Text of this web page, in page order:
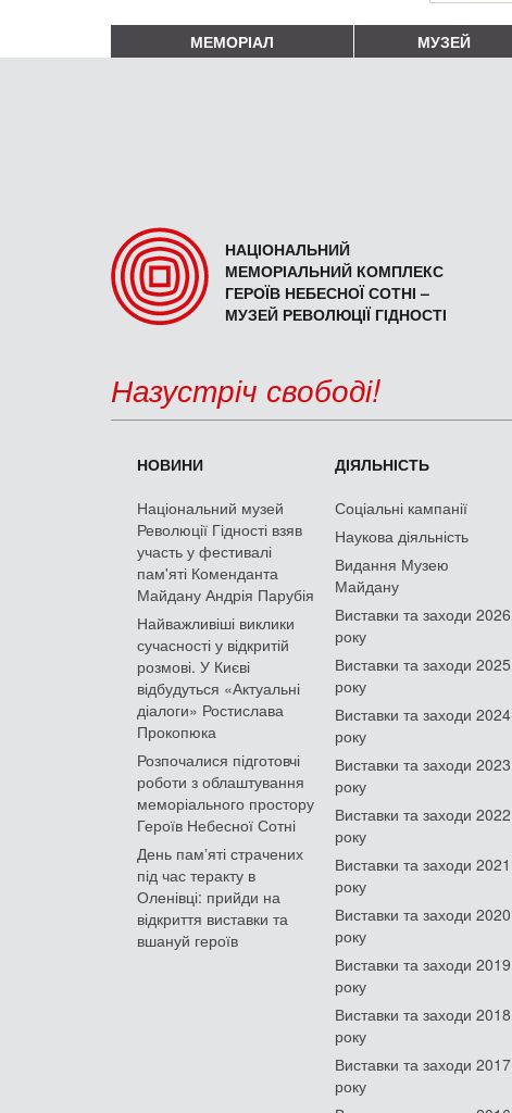
МЕМОРІАЛ МУЗЕЙ
НАЦІОНАЛЬНИЙ
МЕМОРІАЛЬНИЙ КОМПЛЕКС
ГЕРОЇВ НЕБЕСНОЇ СОТНІ –
МУЗЕЙ РЕВОЛЮЦІЇ ГІДНОСТІ
Назустріч свободі!
НОВИНИ
Національний музей
Революції Гідності взяв
участь у фестивалі
пам'яті Коменданта
Майдану Андрія Парубія
Найважливіші виклики
сучасності у відкритій
розмові. У Києві
відбудуться «Актуальні
діалоги» Ростислава
Прокопюка
Розпочалися підготовчі
роботи з облаштування
меморіального простору
Героїв Небесної Сотні
День памʼяті страчених
під час теракту в
Оленівці: прийди на
відкриття виставки та
вшануй героїв
ДІЯЛЬНІСТЬ
Соціальні кампанії
Наукова діяльність
Видання Музею
Майдану
Виставки та заходи 2026
року
Виставки та заходи 2025
року
Виставки та заходи 2024
року
Виставки та заходи 2023
року
Виставки та заходи 2022
року
Виставки та заходи 2021
року
Виставки та заходи 2020
року
Виставки та заходи 2019
року
Виставки та заходи 2018
року
Виставки та заходи 2017
року